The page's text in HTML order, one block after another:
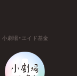
小劇場・エイド基金